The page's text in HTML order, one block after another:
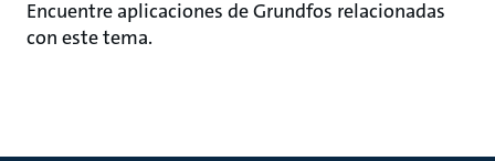
Encuentre aplicaciones de Grundfos relacionadas
con este tema.